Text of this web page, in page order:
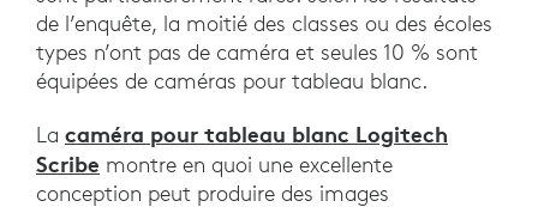
de l’enquête, la moitié des classes ou des écoles
types n’ont pas de caméra et seules 10 % sont
équipées de caméras pour tableau blanc.
La caméra pour tableau blanc Logitech
Scribe montre en quoi une excellente
conception peut produire des images